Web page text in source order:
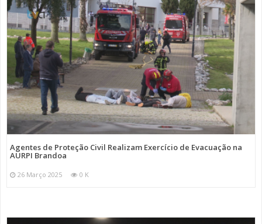
Agentes de Proteção Civil Realizam Exercício de Evacuação na
AURPI Brandoa
26 Março 2025 0 K